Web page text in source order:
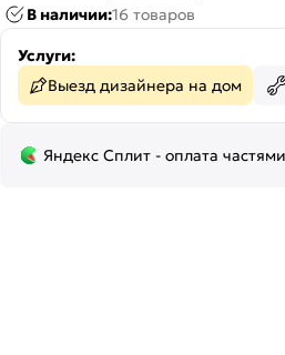
В наличии:16 товаров
Услуги:
Выезд дизайнера на дом
Яндекс Сплит - оплата частями